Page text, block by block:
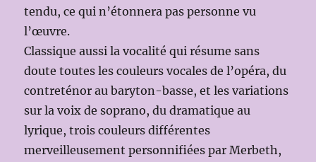
tendu, ce qui n’étonnera pas personne vu
l’œuvre.
Classique aussi la vocalité qui résume sans
doute toutes les couleurs vocales de l’opéra, du
contreténor au baryton-basse, et les variations
sur la voix de soprano, du dramatique au
lyrique, trois couleurs différentes
merveilleusement personnifiées par Merbeth,